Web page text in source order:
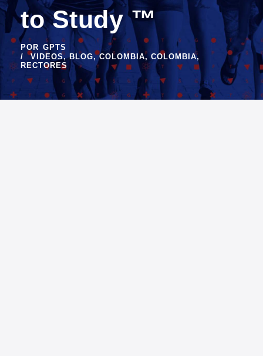
to Study ™
POR GPTS
VIDEOS, BLOG, COLOMBIA, COLOMBIA,
RECTORES